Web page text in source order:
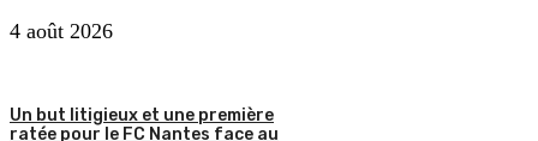
4 août 2026
Un but litigieux et une première
ratée pour le FC Nantes face au